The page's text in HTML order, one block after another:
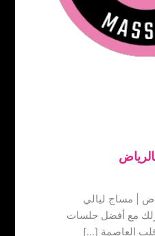
| مساج ليالي
في منزلك مع أفضل جلسات
العاصمة […]